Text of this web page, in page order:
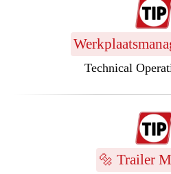
Technical
🔩 Trailer